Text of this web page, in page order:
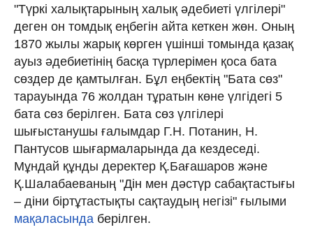
"Түркі халықтарының халық əдебиеті үлгілері"
деген он томдық еңбегін айта кеткен жөн. Оның
1870 жылы жарық көрген үшінші томында қазақ
ауыз əдебиетінің басқа түрлерімен қоса бата
сөздер де қамтылған. Бұл еңбектің "Бата сөз"
тарауында 76 жолдан тұратын көне үлгідегі 5
бата сөз берілген. Бата сөз үлгілері
шығыстанушы ғалымдар Г.Н. Потанин, Н.
Пантусов шығармаларында да кездеседі.
Мұндай құнды деректер Қ.Бағашаров және
Қ.Шалабаеваның "Дін мен дәстүр сабақтастығы
– діни біртұтастықты сақтаудың негізі" ғылыми
мақаласында берілген.